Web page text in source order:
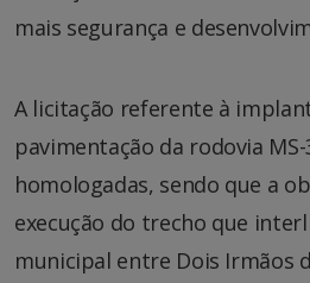
mais segurança e
A licitação referente à
pavimentação da rodovia
homologadas, sendo que a
execução do trecho que
municipal entre Dois Irmãos